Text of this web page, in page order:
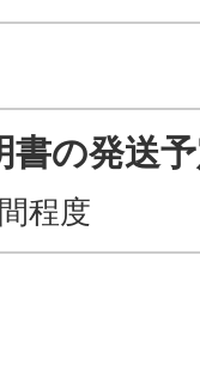
書の発送
程度